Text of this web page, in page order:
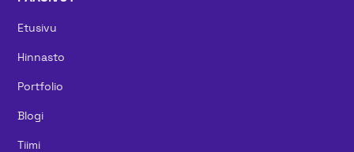
Etusivu
Hinnasto
Portfolio
Blogi
Tiimi